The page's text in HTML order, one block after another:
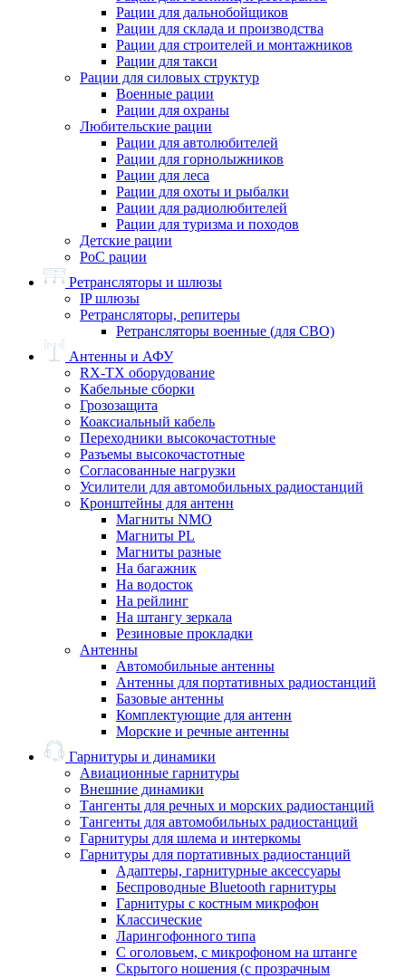
Рации для дальнобойщиков
Рации для склада и производства
Рации для строителей и монтажников
Рации для такси
Рации для силовых структур
Военные рации
Рации для охраны
Любительские рации
Рации для автолюбителей
Рации для горнолыжников
Рации для леса
Рации для охоты и рыбалки
Рации для радиолюбителей
Рации для туризма и походов
Детские рации
PoC рации
Ретрансляторы и шлюзы
IP шлюзы
Ретрансляторы, репитеры
Ретрансляторы военные (для СВО)
Антенны и АФУ
RX-TX оборудование
Кабельные сборки
Грозозащита
Коаксиальный кабель
Переходники высокочастотные
Разъемы высокочастотные
Согласованные нагрузки
Усилители для автомобильных радиостанций
Кронштейны для антенн
Магниты NMO
Магниты PL
Магниты разные
На багажник
На водосток
На рейлинг
На штангу зеркала
Резиновые прокладки
Антенны
Автомобильные антенны
Антенны для портативных радиостанций
Базовые антенны
Комплектующие для антенн
Морские и речные антенны
Гарнитуры и динамики
Авиационные гарнитуры
Внешние динамики
Тангенты для речных и морских радиостанций
Тангенты для автомобильных радиостанций
Гарнитуры для шлема и интеркомы
Гарнитуры для портативных радиостанций
Адаптеры, гарнитурные аксессуары
Беспроводные Bluetooth гарнитуры
Гарнитуры с костным микрофон
Классические
Ларингофонного типа
С оголовьем, с микрофоном на штанге
Скрытого ношения (с прозрачным